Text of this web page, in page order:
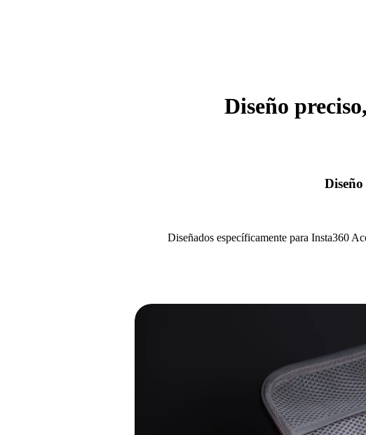
Diseño
Diseñados específicamente para Insta360